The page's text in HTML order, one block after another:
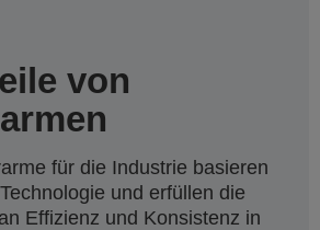
von
für die Industrie basieren
und erfüllen die
Effizienz und Konsistenz in